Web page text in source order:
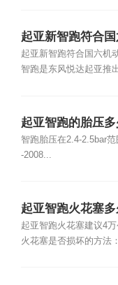
起亚新智跑符合国
起亚新智跑符合国六机
智跑是东风悦达起亚推
起亚智跑的胎压多
智跑胎压在2.4-2.5bar
-2008...
起亚智跑火花塞多
起亚智跑火花塞建议4
火花塞是否损坏的方法